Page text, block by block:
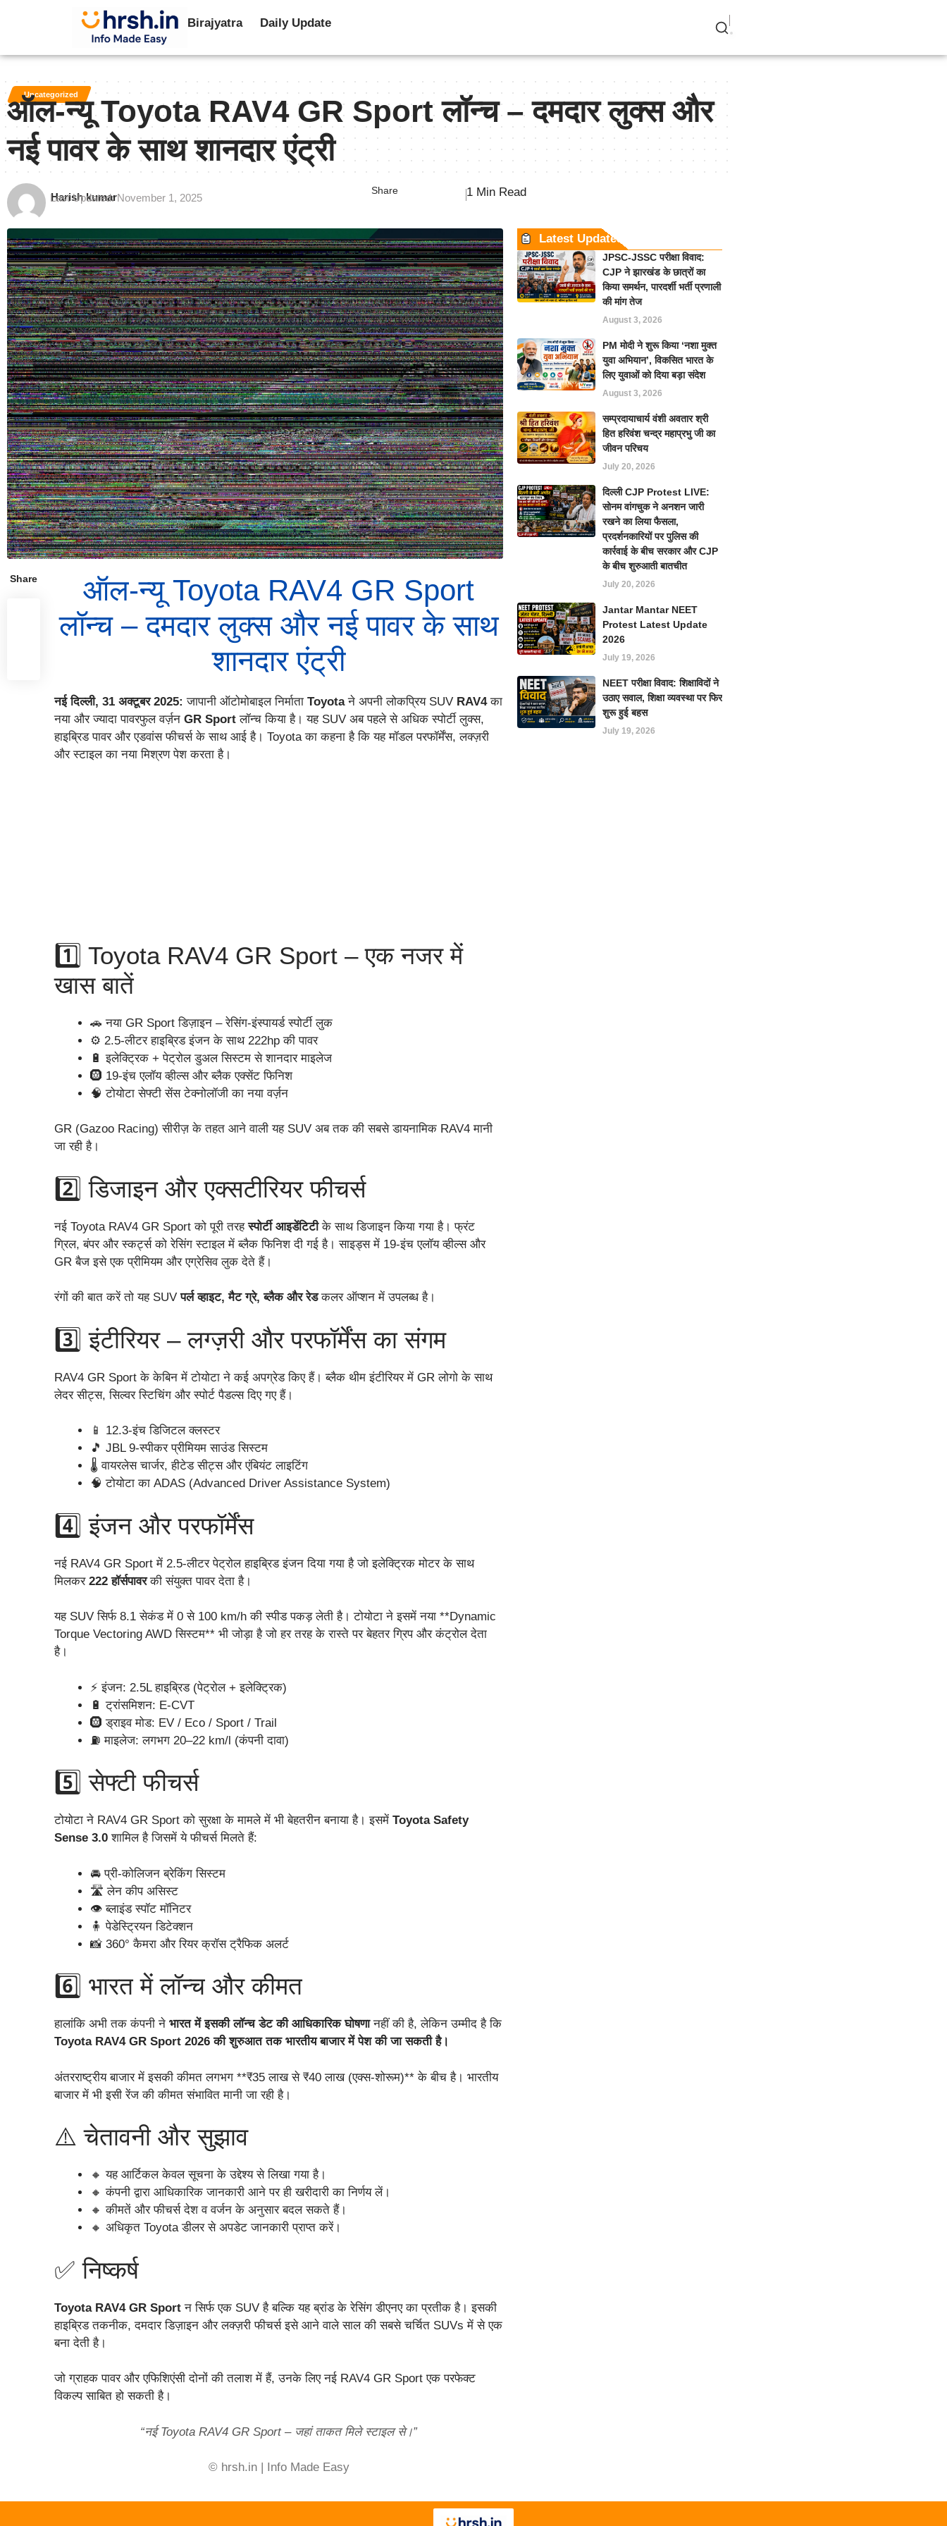
Birajyatra Daily Update
Uncategorized
ऑल-न्यू Toyota RAV4 GR Sport लॉन्च – दमदार लुक्स और
नई पावर के साथ शानदार एंट्री
Harish kumar
Last Updated: November 1, 2025
Share 1 Min Read
Share
ऑल-न्यू Toyota RAV4 GR Sport
लॉन्च – दमदार लुक्स और नई पावर के साथ
शानदार एंट्री
नई दिल्ली, 31 अक्टूबर 2025: जापानी ऑटोमोबाइल निर्माताToyotaने अपनी लोकप्रिय SUV RAV4का
नया और ज्यादा पावरफुल वर्ज़नGR Sport लॉन्च किया है। यह SUV अब पहले से अधिक स्पोर्टी लुक्स,
हाइब्रिड पावर और एडवांस फीचर्स के साथ आई है। Toyota का कहना है कि यह मॉडल परफॉर्मेंस, लक्ज़री
और स्टाइल का नया मिश्रण पेश करता है।
1️⃣ Toyota RAV4 GR Sport – एक नजर में
खास बातें
🚗 नया GR Sport डिज़ाइन – रेसिंग-इंस्पायर्ड स्पोर्टी लुक
⚙️ 2.5-लीटर हाइब्रिड इंजन के साथ 222hp की पावर
🔋 इलेक्ट्रिक + पेट्रोल डुअल सिस्टम से शानदार माइलेज
🛞 19-इंच एलॉय व्हील्स और ब्लैक एक्सेंट फिनिश
🧠 टोयोटा सेफ्टी सेंस टेक्नोलॉजी का नया वर्ज़न
GR (Gazoo Racing) सीरीज़ के तहत आने वाली यह SUV अब तक की सबसे डायनामिक RAV4 मानी
जा रही है।
2️⃣ डिजाइन और एक्सटीरियर फीचर्स
नई Toyota RAV4 GR Sport को पूरी तरहस्पोर्टी आइडेंटिटीके साथ डिजाइन किया गया है। फ्रंट
ग्रिल, बंपर और स्कर्ट्स को रेसिंग स्टाइल में ब्लैक फिनिश दी गई है। साइड्स में 19-इंच एलॉय व्हील्स और
GR बैज इसे एक प्रीमियम और एग्रेसिव लुक देते हैं।
रंगों की बात करें तो यह SUVपर्ल व्हाइट, मैट ग्रे, ब्लैक और रेडकलर ऑप्शन में उपलब्ध है।
3️⃣ इंटीरियर – लग्ज़री और परफॉर्मेंस का संगम
RAV4 GR Sport के केबिन में टोयोटा ने कई अपग्रेड किए हैं। ब्लैक थीम इंटीरियर में GR लोगो के साथ
लेदर सीट्स, सिल्वर स्टिचिंग और स्पोर्ट पैडल्स दिए गए हैं।
📱 12.3-इंच डिजिटल क्लस्टर
🎵 JBL 9-स्पीकर प्रीमियम साउंड सिस्टम
🌡️ वायरलेस चार्जर, हीटेड सीट्स और एंबियंट लाइटिंग
🧠 टोयोटा का ADAS (Advanced Driver Assistance System)
4️⃣ इंजन और परफॉर्मेंस
नई RAV4 GR Sport में 2.5-लीटर पेट्रोल हाइब्रिड इंजन दिया गया है जो इलेक्ट्रिक मोटर के साथ
मिलकर222 हॉर्सपावरकी संयुक्त पावर देता है।
यह SUV सिर्फ 8.1 सेकंड में 0 से 100 km/h की स्पीड पकड़ लेती है। टोयोटा ने इसमें नया **Dynamic
Torque Vectoring AWD सिस्टम** भी जोड़ा है जो हर तरह के रास्ते पर बेहतर ग्रिप और कंट्रोल देता
है।
⚡ इंजन: 2.5L हाइब्रिड (पेट्रोल + इलेक्ट्रिक)
🔋 ट्रांसमिशन: E-CVT
🛞 ड्राइव मोड: EV / Eco / Sport / Trail
⛽ माइलेज: लगभग 20–22 km/l (कंपनी दावा)
5️⃣ सेफ्टी फीचर्स
टोयोटा ने RAV4 GR Sport को सुरक्षा के मामले में भी बेहतरीन बनाया है। इसमेंToyota Safety
Sense 3.0 शामिल है जिसमें ये फीचर्स मिलते हैं:
🚘 प्री-कोलिजन ब्रेकिंग सिस्टम
🛣️ लेन कीप असिस्ट
👁️ ब्लाइंड स्पॉट मॉनिटर
🧍 पेडेस्ट्रियन डिटेक्शन
📸 360° कैमरा और रियर क्रॉस ट्रैफिक अलर्ट
6️⃣ भारत में लॉन्च और कीमत
हालांकि अभी तक कंपनी नेभारत में इसकी लॉन्च डेट की आधिकारिक घोषणानहीं की है, लेकिन उम्मीद है कि
Toyota RAV4 GR Sport 2026 की शुरुआत तक भारतीय बाजार में पेश की जा सकती है।
अंतरराष्ट्रीय बाजार में इसकी कीमत लगभग **₹35 लाख से ₹40 लाख (एक्स-शोरूम)** के बीच है। भारतीय
बाजार में भी इसी रेंज की कीमत संभावित मानी जा रही है।
⚠️ चेतावनी और सुझाव
🔸 यह आर्टिकल केवल सूचना के उद्देश्य से लिखा गया है।
🔸 कंपनी द्वारा आधिकारिक जानकारी आने पर ही खरीदारी का निर्णय लें।
🔸 कीमतें और फीचर्स देश व वर्जन के अनुसार बदल सकते हैं।
🔸 अधिकृत Toyota डीलर से अपडेट जानकारी प्राप्त करें।
✅ निष्कर्ष
Toyota RAV4 GR Sport न सिर्फ एक SUV है बल्कि यह ब्रांड के रेसिंग डीएनए का प्रतीक है। इसकी
हाइब्रिड तकनीक, दमदार डिज़ाइन और लक्ज़री फीचर्स इसे आने वाले साल की सबसे चर्चित SUVs में से एक
बना देती है।
जो ग्राहक पावर और एफिशिएंसी दोनों की तलाश में हैं, उनके लिए नई RAV4 GR Sport एक परफेक्ट
विकल्प साबित हो सकती है।
“नई Toyota RAV4 GR Sport – जहां ताकत मिले स्टाइल से।”
© hrsh.in | Info Made Easy
Latest Updates
JPSC-JSSC परीक्षा विवाद:
CJP ने झारखंड के छात्रों का
किया समर्थन, पारदर्शी भर्ती प्रणाली
की मांग तेज
August 3, 2026
PM मोदी ने शुरू किया ‘नशा मुक्त
युवा अभियान’, विकसित भारत के
लिए युवाओं को दिया बड़ा संदेश
August 3, 2026
सम्प्रदायाचार्य वंशी अवतार श्री
हित हरिवंश चन्द्र महाप्रभु जी का
जीवन परिचय
July 20, 2026
दिल्ली CJP Protest LIVE:
सोनम वांगचुक ने अनशन जारी
रखने का लिया फैसला,
प्रदर्शनकारियों पर पुलिस की
कार्रवाई के बीच सरकार और CJP
के बीच शुरुआती बातचीत
July 20, 2026
Jantar Mantar NEET
Protest Latest Update
2026
July 19, 2026
NEET परीक्षा विवाद: शिक्षाविदों ने
उठाए सवाल, शिक्षा व्यवस्था पर फिर
शुरू हुई बहस
July 19, 2026